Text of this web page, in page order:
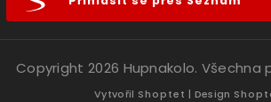
Copyright 2026 Hupnakolo. Všechna
Vytvořil Shoptet | Design